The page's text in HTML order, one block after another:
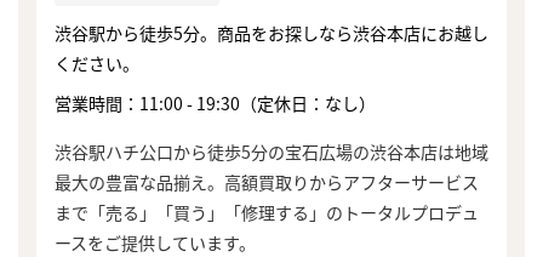
渋谷駅から徒歩5分。商品をお探しなら渋谷本店にお越し
ください。
営業時間：11:00 - 19:30（定休日：なし）
渋谷駅ハチ公口から徒歩5分の宝石広場の渋谷本店は地域
最大の豊富な品揃え。高額買取りからアフターサービス
まで「売る」「買う」「修理する」のトータルプロデュ
ースをご提供しています。